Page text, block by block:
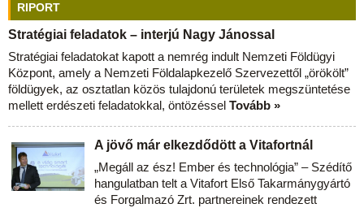
RIPORT
Stratégiai feladatok – interjú Nagy Jánossal
Stratégiai feladatokat kapott a nemrég indult Nemzeti Földügyi
Központ, amely a Nemzeti Földalapkezelő Szervezettől „örökölt”
földügyek, az osztatlan közös tulajdonú területek megszüntetése
mellett erdészeti feladatokkal, öntözéssel Tovább »
A jövő már elkezdődött a Vitafortnál
„Megáll az ész! Ember és technológia” – Szédítő
hangulatban telt a Vitafort Első Takarmánygyártó
és Forgalmazó Zrt. partnereinek rendezett